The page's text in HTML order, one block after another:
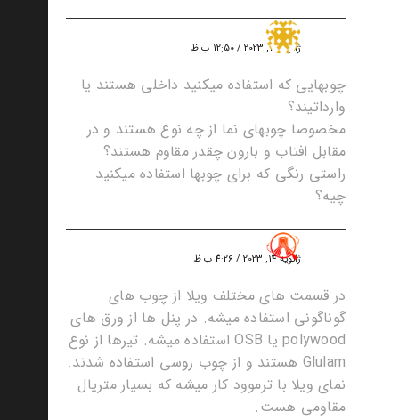
امین جواهری
ژانویه 10, 2023 / 12:50 ب.ظ
چوبهایی که استفاده میکنید داخلی هستند یا
وارداتیند؟
مخصوصا چوبهای نما از چه نوع هستند و در
مقابل افتاب و بارون چقدر مقاوم هستند؟
راستی رنگی که برای چوبها استفاده میکنید
چیه؟
greenadmin
ژانویه 14, 2023 / 4:26 ب.ظ
در قسمت های مختلف ویلا از چوب های
گوناگونی استفاده میشه. در پنل ها از ورق های
polywood یا OSB استفاده میشه. تیرها از نوع
Glulam هستند و از چوب روسی استفاده شدند.
نمای ویلا با ترموود کار میشه که بسیار متریال
مقاومی هست.